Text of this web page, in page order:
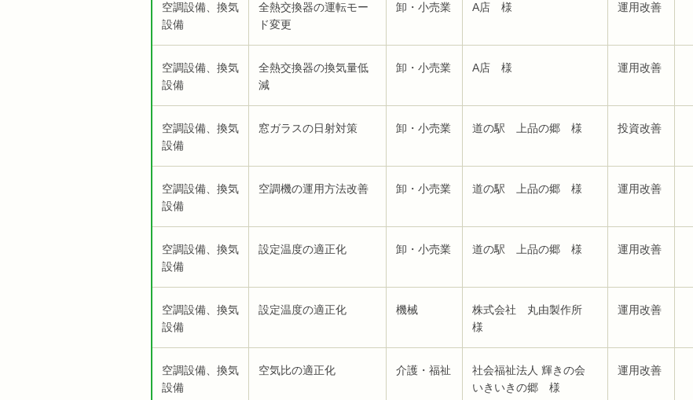
空調設備、換気
設備
全熱交換器の運転モー
ド変更
卸・小売業 A店 様 運用改善
空調設備、換気
設備
全熱交換器の換気量低
減
卸・小売業 A店 様 運用改善
空調設備、換気
設備
窓ガラスの日射対策 卸・小売業 道の駅 上品の郷 様 投資改善
空調設備、換気
設備
空調機の運用方法改善 卸・小売業 道の駅 上品の郷 様 運用改善
空調設備、換気
設備
設定温度の適正化 卸・小売業 道の駅 上品の郷 様 運用改善
空調設備、換気
設備
設定温度の適正化 機械
株式会社 丸由製作所
様
運用改善
空調設備、換気
設備
空気比の適正化 介護・福祉
社会福祉法人 輝きの会
いきいきの郷 様
運用改善